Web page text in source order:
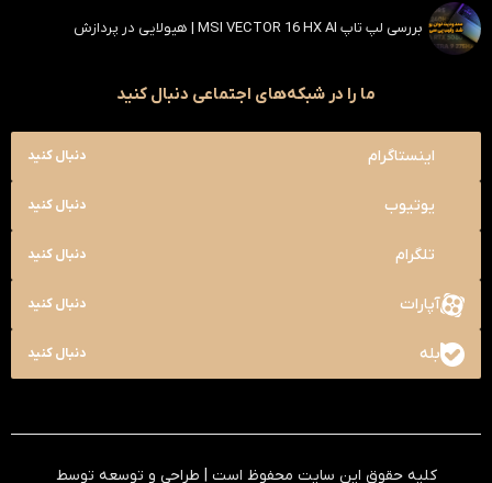
بررسی لپ تاپ MSI VECTOR 16 HX AI | هیولایی در پردازش
ما را در شبکه‌های اجتماعی دنبال کنید
اینستاگرام دنبال کنید
یوتیوب دنبال کنید
تلگرام دنبال کنید
آپارات دنبال کنید
بله دنبال کنید
کلیه حقوق این سایت محفوظ است | طراحی و توسعه توسط